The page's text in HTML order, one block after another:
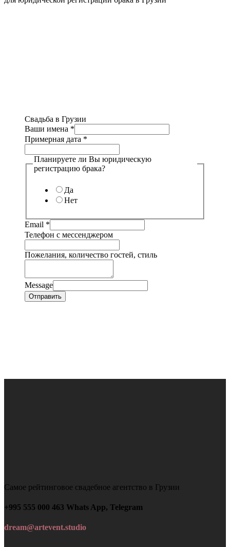
Свадьба в Грузии
Ваши имена *
Примерная дата *
Планируете ли Вы юридическую
регистрацию брака?
Да
Нет
Email *
Телефон с мессенджером
Пожелания, количество гостей, стиль
Message
Отправить
Самое рейтинговое свадебное агентство в Грузии
+995 555 000 463 Whats App, Telegram
dream@artevent.studio